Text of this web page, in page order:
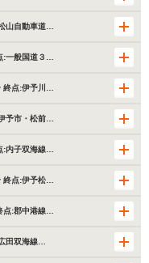
山自動車道…
:一般国道３…
終点:伊予川…
予市・松前…
:内子双海線…
終点:伊予松…
点:郡中港線…
田双海線…